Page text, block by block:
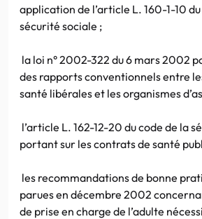
application de l’article L. 160-1-10
sécurité sociale ;
la loi n° 2002-322 du 6 mars 2002
des rapports conventionnels entre
santé libérales et les organismes
l’article L. 162-12-20 du code de la
portant sur les contrats de santé
les recommandations de bonne
parues en décembre 2002
de prise en charge de l’adulte